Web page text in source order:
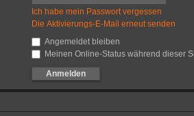
Ich habe mein Passwort vergessen
Die Aktivierungs-E-Mail erneut senden
Angemeldet bleiben
Meinen Online-Status während dieser